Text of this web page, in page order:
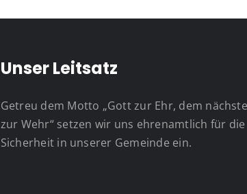
Unser Leitsatz
Getreu dem Motto „Gott zur Ehr, dem
zur Wehr“ setzen wir uns ehrenamtlich für die
Sicherheit in unserer Gemeinde ein.